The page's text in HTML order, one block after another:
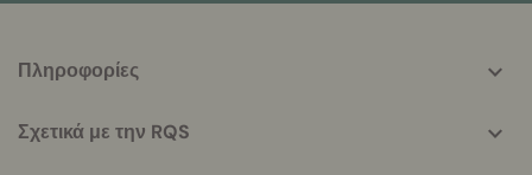
helpful
Πληροφορίες
Σχετικά με την RQS